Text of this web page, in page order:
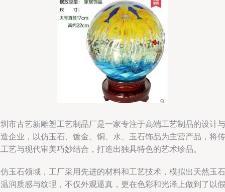
市古艺新雕塑工艺制品厂是一家专注于高端工艺制品的设计与
企业，以仿玉石、镀金、铜、水、玉石饰品为主营产品，将传
艺与现代审美巧妙结合，打造出独具特色的艺术珍品。
玉石领域，工厂采用先进的材料和工艺技术，模拟出天然玉石
润质感与纹理，不仅外观逼真，更在色彩和光泽上做到了以假